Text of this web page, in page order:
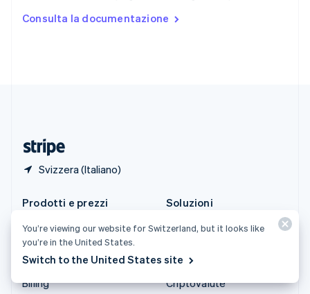
Consulta la documentazione
Svizzera (Italiano)
English Español简体中文
Prodotti e prezzi
Tariffe
Atlas
Authorization Boost
Billing
Soluzioni
Aziende
Commercio agentico
Criptovalute
You’re viewing our website for Switzerland, but it looks like
you’re in the United States.
Switch to the United States site